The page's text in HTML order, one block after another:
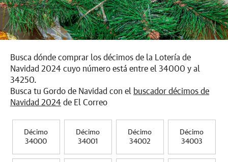
Busca dónde comprar los décimos de la Lotería de
Navidad 2024 cuyo número está entre el 34000 y al
34250.
Busca tu Gordo de Navidad con el buscador décimos de
Navidad 2024 de El Correo
Décimo
34000
Décimo
34001
Décimo
34002
Décimo
34003